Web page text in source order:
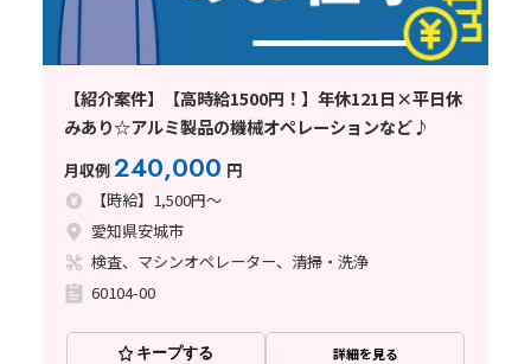
【紹介案件】【高時給1500円！】年休121日×平日休
みあり☆アルミ製品の機械オペレーションなど♪
月収例240,000 円
【時給】1,500円～
愛知県安城市
検査、マシンオペレーター、清掃・洗浄
60104-00
キープする 詳細を見る